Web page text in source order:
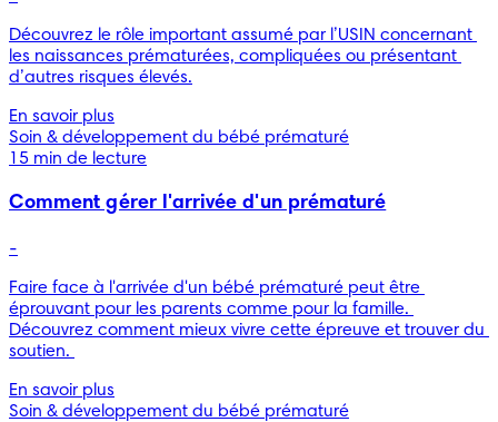
Découvrez le rôle important assumé par l’USIN concernant
les naissances prématurées, compliquées ou présentant
d’autres risques élevés.
En savoir plus
Soin & développement du bébé prématuré
15 min de lecture
Comment gérer l'arrivée d'un prématuré
-
Faire face à l'arrivée d'un bébé prématuré peut être
éprouvant pour les parents comme pour la famille.
Découvrez comment mieux vivre cette épreuve et trouver du
soutien.
En savoir plus
Soin & développement du bébé prématuré